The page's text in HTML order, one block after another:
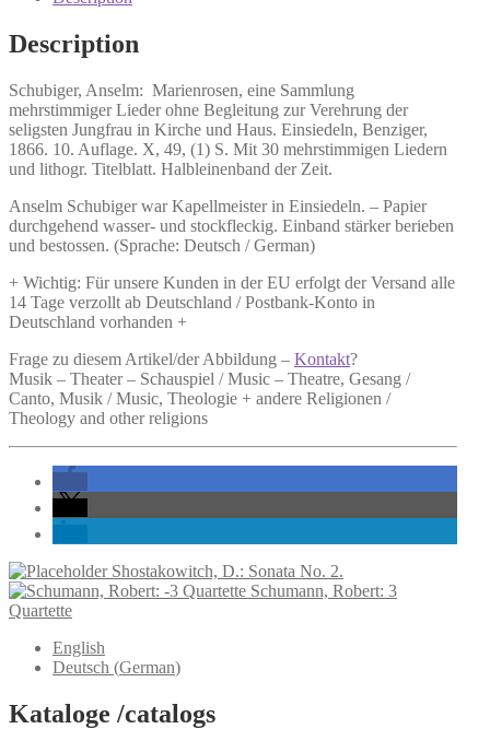
Description
Schubiger, Anselm: Marienrosen, eine Sammlung
mehrstimmiger Lieder ohne Begleitung zur Verehrung der
seligsten Jungfrau in Kirche und Haus. Einsiedeln, Benziger,
1866. 10. Auflage. X, 49, (1) S. Mit 30 mehrstimmigen Liedern
und lithogr. Titelblatt. Halbleinenband der Zeit.
Anselm Schubiger war Kapellmeister in Einsiedeln. – Papier
durchgehend wasser- und stockfleckig. Einband stärker berieben
und bestossen. (Sprache: Deutsch / German)
+ Wichtig: Für unsere Kunden in der EU erfolgt der Versand alle
14 Tage verzollt ab Deutschland / Postbank-Konto in
Deutschland vorhanden +
Frage zu diesem Artikel/der Abbildung – Kontakt?
Musik – Theater – Schauspiel / Music – Theatre, Gesang /
Canto, Musik / Music, Theologie + andere Religionen /
Theology and other religions
Shostakowitch, D.: Sonata No. 2.
Schumann, Robert: 3
Quartette
English
Deutsch (German)
Kataloge /catalogs